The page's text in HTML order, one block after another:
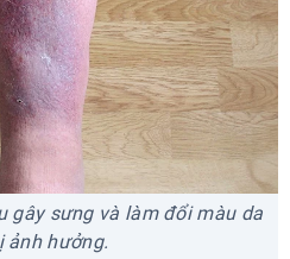
gây sưng và làm đổi màu da
ảnh hưởng.